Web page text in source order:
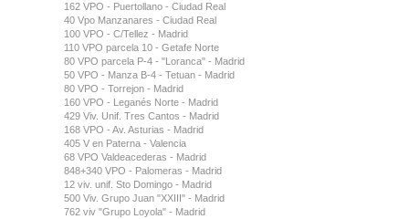
162 VPO - Puertollano - Ciudad Real
40 Vpo Manzanares - Ciudad Real
100 VPO - C/Tellez - Madrid
110 VPO parcela 10 - Getafe Norte
80 VPO parcela P-4 - "Loranca" - Madrid
50 VPO - Manza B-4 - Tetuan - Madrid
80 VPO - Torrejon - Madrid
160 VPO - Leganés Norte - Madrid
429 Viv. Unif. Tres Cantos - Madrid
168 VPO - Av. Asturias - Madrid
405 V en Paterna - Valencia
68 VPO Valdeacederas - Madrid
848+340 VPO - Palomeras - Madrid
12 viv. unif. Sto Domingo - Madrid
500 Viv. Grupo Juan "XXIII" - Madrid
762 viv "Grupo Loyola" - Madrid